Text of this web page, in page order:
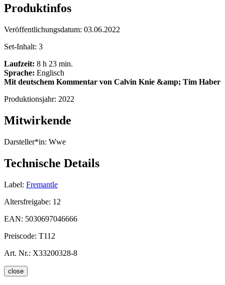
Produktinfos
Veröffentlichungsdatum: 03.06.2022
Set-Inhalt: 3
Laufzeit: 8 h 23 min.
Sprache: Englisch
Mit deutschem Kommentar von Calvin Knie &amp; Tim Haber
Produktionsjahr: 2022
Mitwirkende
Darsteller*in: Wwe
Technische Details
Label: Fremantle
Altersfreigabe: 12
EAN: 5030697046666
Preiscode: T112
Art. Nr.: X33200328-8
close